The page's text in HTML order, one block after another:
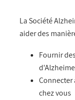
La Société
aider des
Fournir
Connecter
chez vous